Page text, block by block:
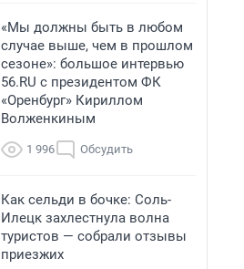
«Мы должны быть в любом
случае выше, чем в прошлом
сезоне»: большое интервью
56.RU с президентом ФК
«Оренбург» Кириллом
Волженкиным
1 996 Обсудить
Как сельди в бочке: Соль-
Илецк захлестнула волна
туристов — собрали отзывы
приезжих